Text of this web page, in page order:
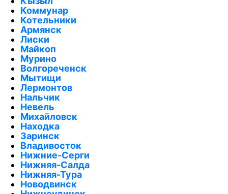
Коммунар
Котельники
Армянск
Лиски
Майкоп
Мурино
Волгореченск
Мытищи
Лермонтов
Нальчик
Невель
Михайловск
Находка
Заринск
Владивосток
Нижние-Серги
Нижняя-Салда
Нижняя-Тура
Новодвинск